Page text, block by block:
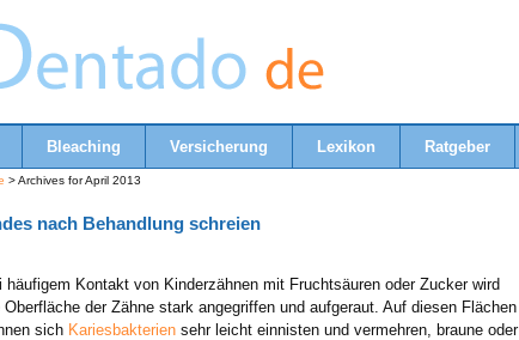
Bleaching Versicherung Lexikon Ratgeber
> Archives for April 2013
nach Behandlung schreien
häufigem Kontakt von Kinderzähnen mit Fruchtsäuren oder Zucker wird
Oberfläche der Zähne stark angegriffen und aufgeraut. Auf diesen Flächen
sich Kariesbakterien sehr leicht einnisten und vermehren, braune oder